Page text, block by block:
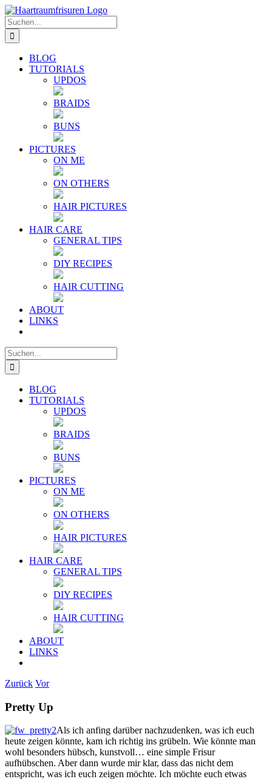
Zum
Inhalt
springen
E-
Mail
YouTube
Instagram
Facebook
Twitter
Suche
nach:
BLOG
TUTORIALS
UPDOS
BRAIDS
BUNS
PICTURES
ON ME
ON OTHERS
HAIR PICTURES
HAIR CARE
GENERAL TIPS
DIY RECIPES
HAIR CUTTING
ABOUT
LINKS
Suche
nach:
BLOG
TUTORIALS
UPDOS
BRAIDS
BUNS
PICTURES
ON ME
ON OTHERS
HAIR PICTURES
HAIR CARE
GENERAL TIPS
DIY RECIPES
HAIR CUTTING
ABOUT
LINKS
Zurück Vor
Pretty Up
Als ich anfing darüber nachzudenken, was ich euch
heute zeigen könnte, kam ich richtig ins grübeln. Wie könnte man
wohl besonders hübsch, kunstvoll… eine simple Frisur
aufhübschen. Aber dann wurde mir klar, dass das nicht dem
entspricht, was ich euch zeigen möchte. Ich möchte euch etwas